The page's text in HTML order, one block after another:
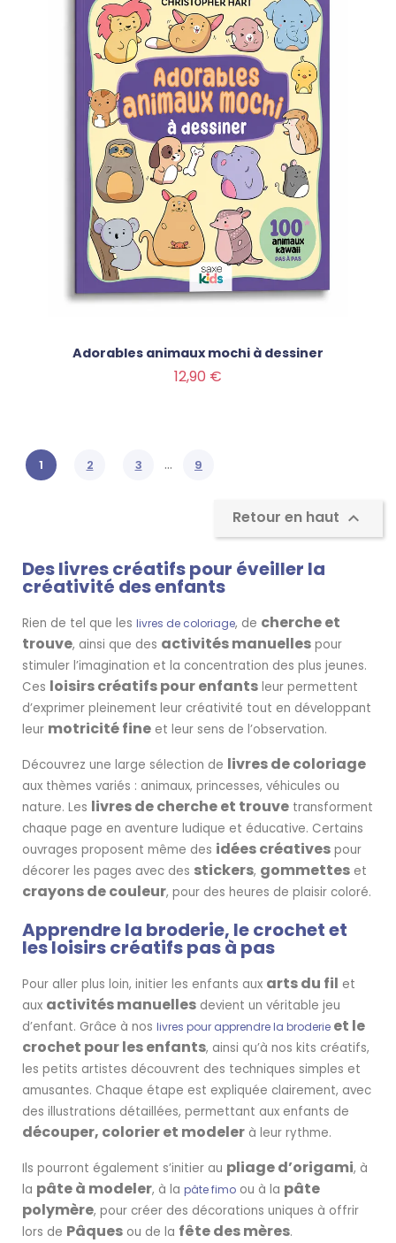
Adorables animaux mochi à dessiner
12,90 €
1 2 3 … 9
Retour en haut 
Des livres créatifs pour éveiller la
créativité des enfants
Rien de tel que les livres de coloriage, de cherche et
trouve, ainsi que des activités manuelles pour
stimuler l’imagination et la concentration des plus jeunes.
Ces loisirs créatifs pour enfants leur permettent
d’exprimer pleinement leur créativité tout en développant
leur motricité fine et leur sens de l’observation.
Découvrez une large sélection de livres de coloriage
aux thèmes variés : animaux, princesses, véhicules ou
nature. Les livres de cherche et trouve transforment
chaque page en aventure ludique et éducative. Certains
ouvrages proposent même des idées créatives pour
décorer les pages avec des stickers, gommettes et
crayons de couleur, pour des heures de plaisir coloré.
Apprendre la broderie, le crochet et
les loisirs créatifs pas à pas
Pour aller plus loin, initier les enfants aux arts du fil et
aux activités manuelles devient un véritable jeu
d’enfant. Grâce à nos livres pour apprendre la broderie et le
crochet pour les enfants, ainsi qu’à nos kits créatifs,
les petits artistes découvrent des techniques simples et
amusantes. Chaque étape est expliquée clairement, avec
des illustrations détaillées, permettant aux enfants de
découper, colorier et modeler à leur rythme.
Ils pourront également s’initier au pliage d’origami, à
la pâte à modeler, à la pâte fimo ou à la pâte
polymère, pour créer des décorations uniques à offrir
lors de Pâques ou de la fête des mères.